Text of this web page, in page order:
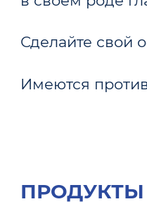
Сделайте свой
Имеются
ПРОДУКТЫ